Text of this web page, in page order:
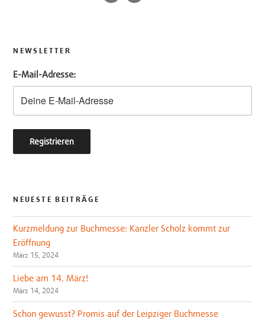
NEWSLETTER
E-Mail-Adresse:
NEUESTE BEITRÄGE
Kurzmeldung zur Buchmesse: Kanzler Scholz kommt zur
Eröffnung
März 15, 2024
Liebe am 14. März!
März 14, 2024
Schon gewusst? Promis auf der Leipziger Buchmesse